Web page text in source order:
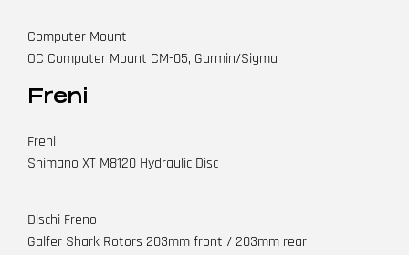
Computer Mount
OC Computer Mount CM-05, Garmin/Sigma
Freni
Freni
Shimano XT M8120 Hydraulic Disc
Dischi Freno
Galfer Shark Rotors 203mm front / 203mm rear